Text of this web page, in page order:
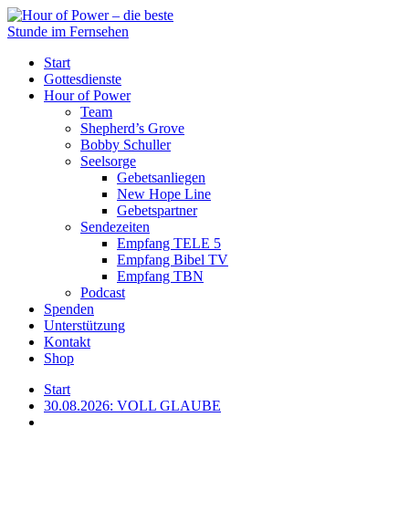
Start
Gottesdienste
Hour of Power
Team
Shepherd’s Grove
Bobby Schuller
Seelsorge
Gebetsanliegen
New Hope Line
Gebetspartner
Sendezeiten
Empfang TELE 5
Empfang Bibel TV
Empfang TBN
Podcast
Spenden
Unterstützung
Kontakt
Shop
Start
30.08.2026: VOLL GLAUBE